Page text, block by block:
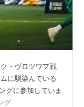
・ヴロツワフ戦
に馴染んでいる
グに参加していま
グ